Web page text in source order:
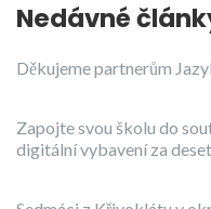
Nedávné
Děkujeme partnerům
Zapojte svou školu do
digitální vybavení za